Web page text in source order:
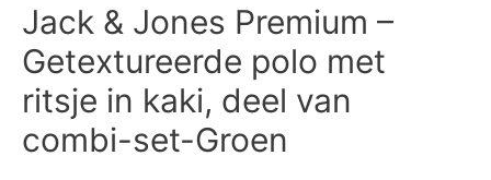
Jack & Jones Premium –
Getextureerde polo met
ritsje in kaki, deel van
combi-set-Groen